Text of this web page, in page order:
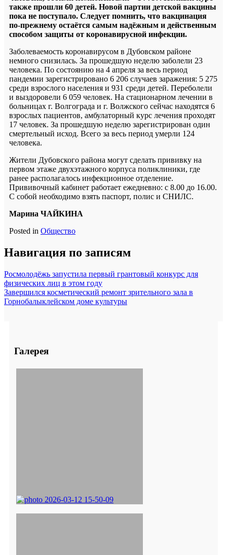
также прошли 60 детей. Новой партии детской вакцины
пока не поступало. Следует помнить, что вакцинация
по-прежнему остаётся самым надёжным и действенным
способом защиты от коронавирусной инфекции.
Заболеваемость коронавирусом в Дубовском районе
немного снизилась. За прошедшую неделю заболели 23
человека. По состоянию на 4 апреля за весь период
пандемии зарегистрировано 6 206 случаев заражения: 5 275
среди взрослого населения и 931 среди детей. Переболели
и выздоровели 6 059 человек. На стационарном лечении в
больницах г. Волгограда и г. Волжского сейчас находятся 6
взрослых пациентов, амбулаторный курс лечения проходят
17 человек. За прошедшую неделю зарегистрирован один
смертельный исход. Всего за весь период умерли 124
человека.
Жители Дубовского района могут сделать прививку на
первом этаже двухэтажного корпуса поликлиники, где
ранее располагалось инфекционное отделение.
Прививочный кабинет работает ежедневно: с 8.00 до 16.00.
С собой необходимо взять паспорт, полис и СНИЛС.
Марина ЧАЙКИНА
Posted in Общество
Навигация по записям
Росмолодёжь запустила первый грантовый конкурс для
физических лиц в этом году
Завершился косметический ремонт зрительного зала в
Горнобалыклейском доме культуры
Галерея